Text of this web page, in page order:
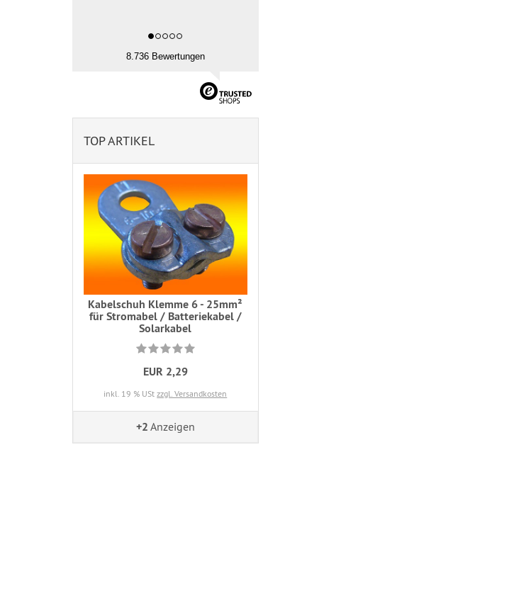
8.736 Bewertungen
TOP ARTIKEL
Kabelschuh Klemme 6 - 25mm²
für Stromabel / Batteriekabel /
Solarkabel
EUR 2,29
inkl. 19 % UStzzgl. Versandkosten
+2 Anzeigen